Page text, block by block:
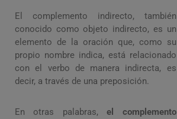
El complemento indirecto, también
conocido como objeto indirecto, es un
elemento de la oración que, como su
propio nombre indica, está relacionado
con el verbo de manera indirecta, es
decir, a través de una preposición.
En otras palabras,el complemento